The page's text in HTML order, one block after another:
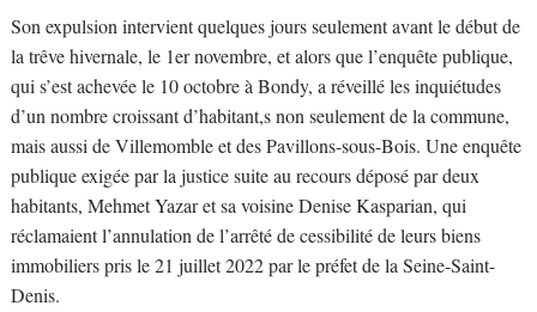
Son expulsion intervient quelques jours seulement avant le début de
la trêve hivernale, le 1er novembre, et alors que l’enquête publique,
qui s’est achevée le 10 octobre à Bondy, a réveillé les inquiétudes
d’un nombre croissant d’habitant,s non seulement de la commune,
mais aussi de Villemomble et des Pavillons-sous-Bois. Une enquête
publique exigée par la justice suite au recours déposé par deux
habitants, Mehmet Yazar et sa voisine Denise Kasparian, qui
réclamaient l’annulation de l’arrêté de cessibilité de leurs biens
immobiliers pris le 21 juillet 2022 par le préfet de la Seine-Saint-
Denis.